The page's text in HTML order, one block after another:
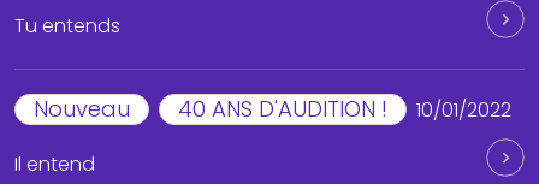
Tu entends
Nouveau 40 ANS D'AUDITION !
10/01/2022
Il entend